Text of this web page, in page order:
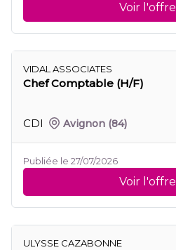
Voir l'offre
VIDAL ASSOCIATES
Chef Comptable (H/F)
CDI Avignon (84)
Publiée le 27/07/2026
Voir l'offre
ULYSSE CAZABONNE